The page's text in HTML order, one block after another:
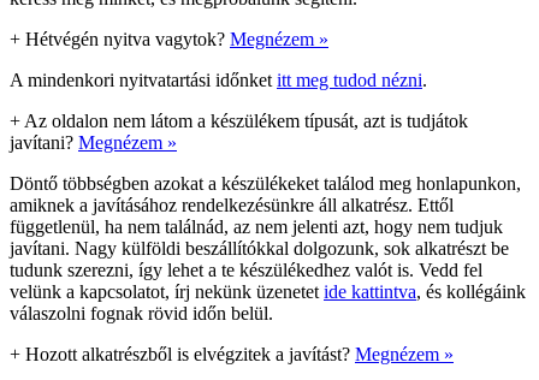
+ Hétvégén nyitva vagytok? Megnézem »
A mindenkori nyitvatartási időnket itt meg tudod nézni.
+ Az oldalon nem látom a készülékem típusát, azt is tudjátok
javítani? Megnézem »
Döntő többségben azokat a készülékeket találod meg honlapunkon,
amiknek a javításához rendelkezésünkre áll alkatrész. Ettől
függetlenül, ha nem találnád, az nem jelenti azt, hogy nem tudjuk
javítani. Nagy külföldi beszállítókkal dolgozunk, sok alkatrészt be
tudunk szerezni, így lehet a te készülékedhez valót is. Vedd fel
velünk a kapcsolatot, írj nekünk üzenetet ide kattintva, és kollégáink
válaszolni fognak rövid időn belül.
+ Hozott alkatrészből is elvégzitek a javítást? Megnézem »